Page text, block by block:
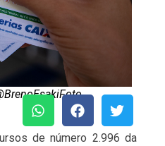
de número 2.996 da